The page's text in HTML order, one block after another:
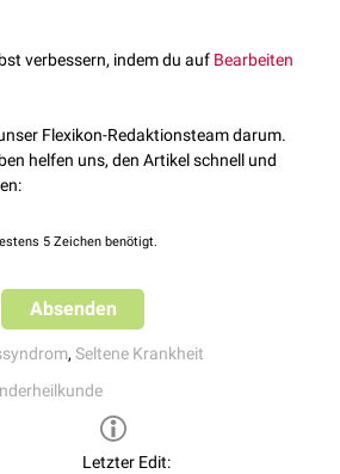
in den meisten Fällen normal. Teils liegt
verbessern, indem du auf Bearbeiten
Flexikon-Redaktionsteam darum.
helfen uns, den Artikel schnell und
5 Zeichen benötigt.
Absenden
, Seltene Krankheit
Letzter Edit: